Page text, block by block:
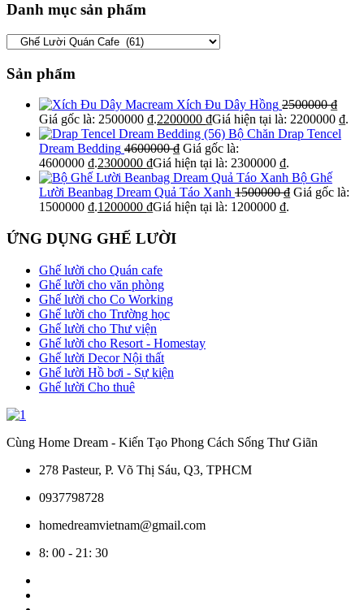
Danh mục sản phẩm
Sản phẩm
Xích Đu Dây Hồng 2500000₫
Giá gốc là: 2500000 ₫.2200000 ₫Giá hiện tại là: 2200000 ₫.
Bộ Chăn Drap Tencel
Dream Bedding 4600000₫ Giá gốc là:
4600000 ₫.2300000 ₫Giá hiện tại là: 2300000 ₫.
Bộ Ghế
Lười Beanbag Dream Quả Táo Xanh 1500000₫ Giá gốc là:
1500000 ₫.1200000 ₫Giá hiện tại là: 1200000 ₫.
ỨNG DỤNG GHẾ LƯỜI
Ghế lười cho Quán cafe
Ghế lười cho văn phòng
Ghế lười cho Co Working
Ghế lười cho Trường học
Ghế lười cho Thư viện
Ghế lười cho Resort - Homestay
Ghế lười Decor Nội thất
Ghế lười Hồ bơi - Sự kiện
Ghế lười Cho thuê
Cùng Home Dream - Kiến Tạo Phong Cách Sống Thư Giãn
278 Pasteur, P. Võ Thị Sáu, Q3, TPHCM
0937798728
homedreamvietnam@gmail.com
8: 00 - 21: 30